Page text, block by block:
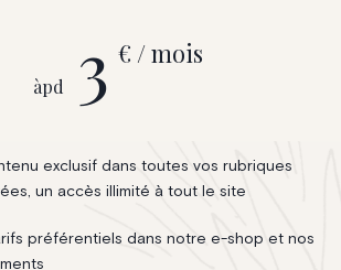
àpd 3 € / mois
exclusif dans toutes vos rubriques
un accès illimité à tout le site
préférentiels dans notre e-shop et nos